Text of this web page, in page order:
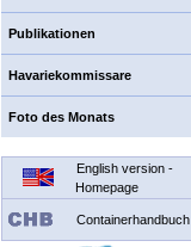
Publikationen
Havariekommissare
Foto des Monats
English version -
Homepage
Containerhandbuch